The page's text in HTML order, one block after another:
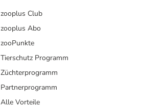
zooplus Club
zooplus Abo
zooPunkte
Tierschutz Programm
Züchterprogramm
Partnerprogramm
Alle Vorteile